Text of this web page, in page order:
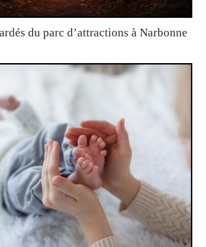
du parc d’attractions à Narbonne